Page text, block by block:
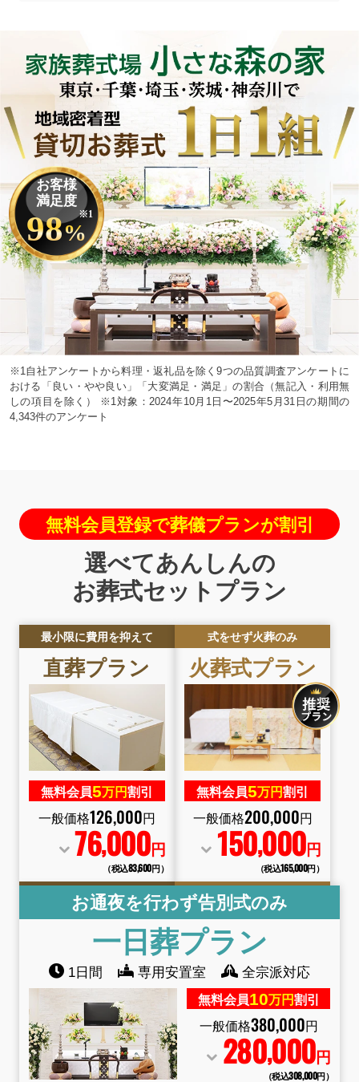
お客様
満足度
98%
※1
※1自社アンケートから料理・返礼品を除く9つの品質調査アンケートに
おける「良い・やや良い」「大変満足・満足」の割合（無記入・利用無
しの項目を除く） ※1対象：2024年10月1日〜2025年5月31日の期間の
4,343件のアンケート
無料会員登録で葬儀プランが割引
選べてあんしんの
お葬式セットプラン
最小限に費用を抑えて
直葬プラン
無料会員5万円割引
一般価格126,000円
76,000円
（税込83,600円）
式をせず火葬のみ
火葬式プラン
無料会員5万円割引
一般価格200,000円
150,000円
（税込165,000円）
お通夜を行わず告別式のみ
一日葬プラン
1日間 専用安置室 全宗派対応
無料会員10万円割引
一般価格380,000円
280,000円
（税込308,000円）